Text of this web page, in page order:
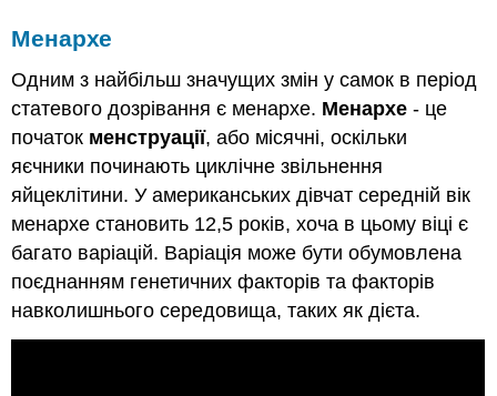
Менархе
Одним з найбільш значущих змін у самок в період
статевого дозрівання є менархе. Менархе - це
початок менструації, або місячні, оскільки
яєчники починають циклічне звільнення
яйцеклітини. У американських дівчат середній вік
менархе становить 12,5 років, хоча в цьому віці є
багато варіацій. Варіація може бути обумовлена
поєднанням генетичних факторів та факторів
навколишнього середовища, таких як дієта.